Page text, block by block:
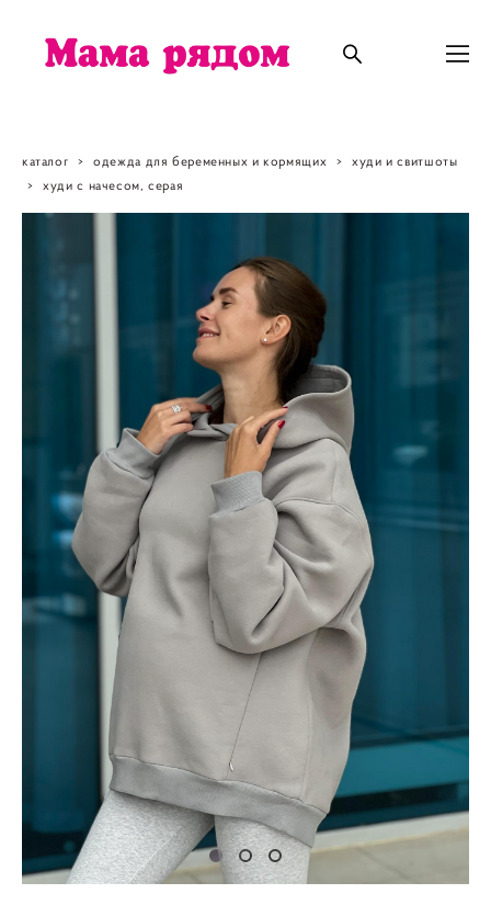
каталог > одежда для беременных и кормящих >
худи и свитшоты
>
худи с начесом, серая